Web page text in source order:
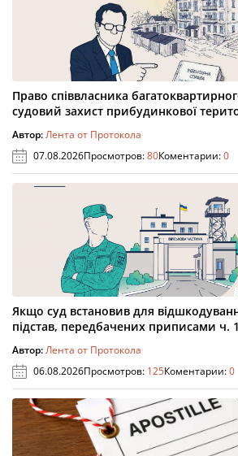
Право співвласника
судовий захист прибудинкової
Автор:Лента от Протокола
07.08.2026Просмотров:80Коментарии:0
Якщо суд встановив для
підстав, передбачених приписами ч.
Автор:Лента от Протокола
06.08.2026Просмотров: 125Коментарии:0